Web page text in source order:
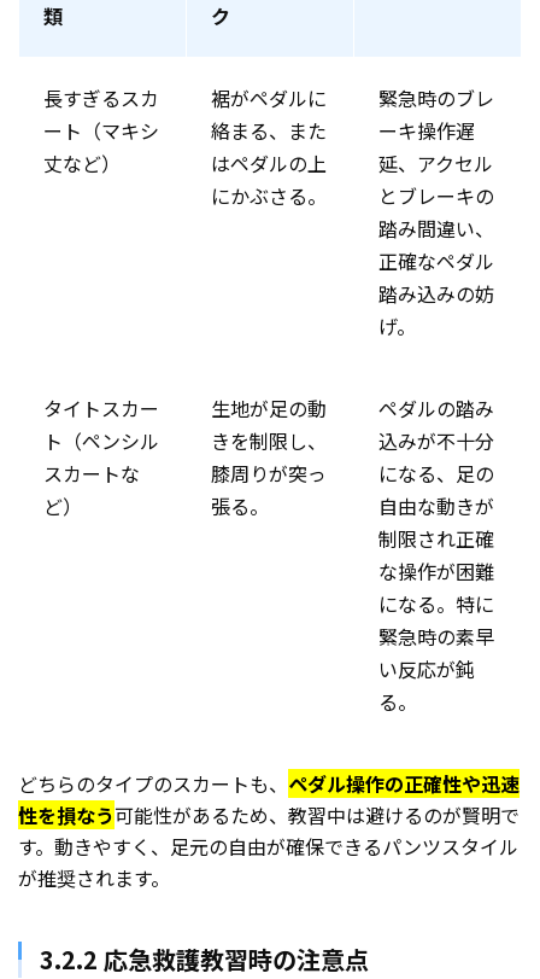
類
ク
長すぎるスカ
ート（マキシ
丈など）
裾がペダルに
絡まる、また
はペダルの上
にかぶさる。
緊急時のブレ
ーキ操作遅
延、アクセル
とブレーキの
踏み間違い、
正確なペダル
踏み込みの妨
げ。
タイトスカー
ト（ペンシル
スカートな
ど）
生地が足の動
きを制限し、
膝周りが突っ
張る。
ペダルの踏み
込みが不十分
になる、足の
自由な動きが
制限され正確
な操作が困難
になる。特に
緊急時の素早
い反応が鈍
る。
どちらのタイプのスカートも、 ペダル操作の正確性や迅速
性を損なう可能性があるため、教習中は避けるのが賢明で
す。動きやすく、足元の自由が確保できるパンツスタイル
が推奨されます。
3.2.2 応急救護教習時の注意点